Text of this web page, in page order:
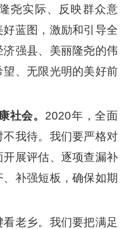
尧实际、反映群众意
蓝图，激励和引导全
强县、美丽隆尧的伟
、无限光明的美好前
社会。 2020年，全面
我待。我们要严格对
展评估、逐项查漏补
补强短板，确保如期
老乡。我们要把满足